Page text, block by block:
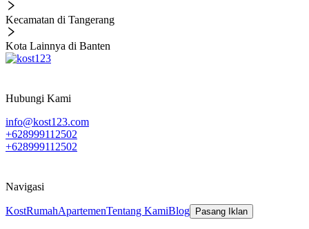
Kecamatan di Tangerang
Kota Lainnya di Banten
Hubungi Kami
info@kost123.com
+628999112502
+628999112502
Navigasi
KostRumahApartemenTentang KamiBlog Pasang Iklan